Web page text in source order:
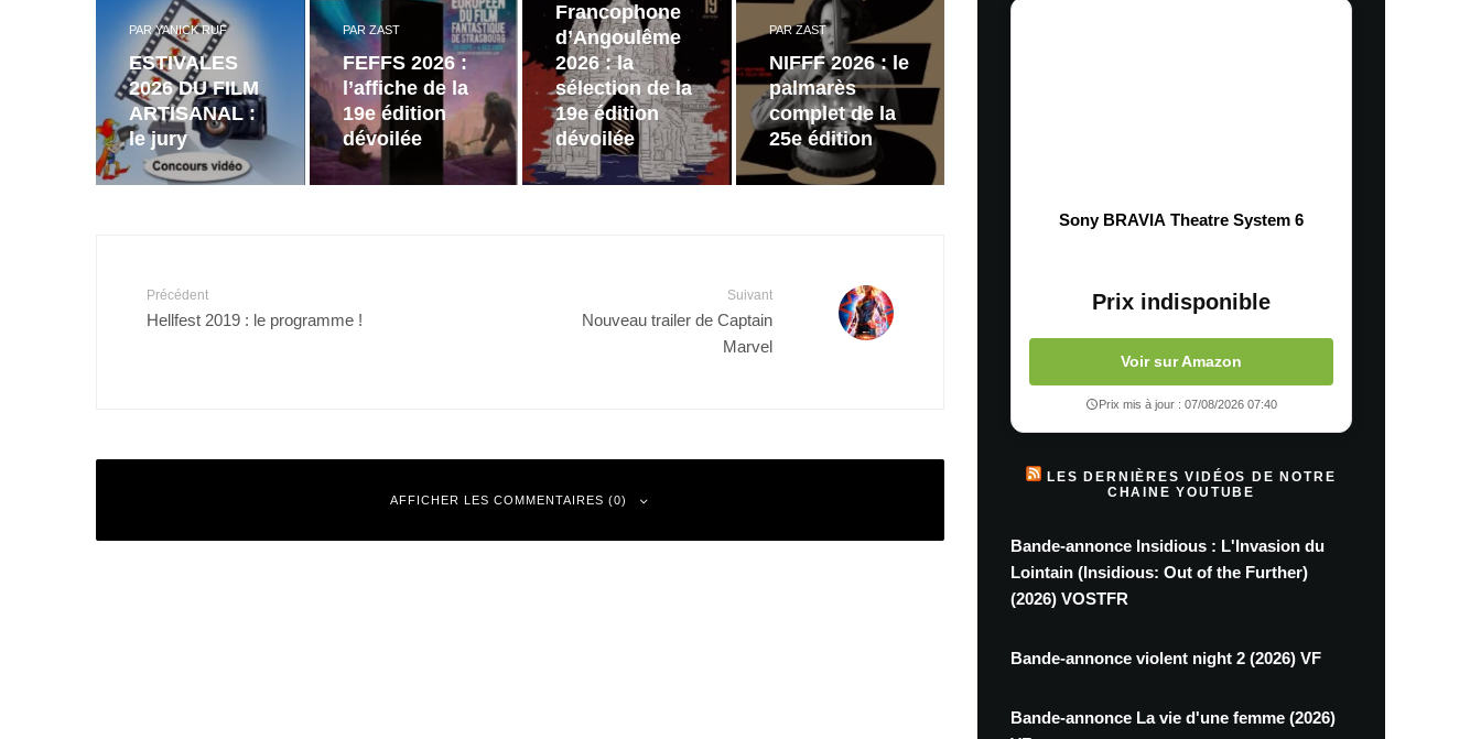
PARYANICK RUF
ESTIVALES
2026 DU FILM
ARTISANAL :
le jury
PAR ZAST
FEFFS 2026 :
l’affiche de la
19e édition
dévoilée
Francophone
d’Angoulême
2026 : la
sélection de la
19e édition
dévoilée
PARZAST
NIFFF 2026 : le
palmarès
complet de la
25e édition
Précédent
Hellfest 2019 : le programme !
Suivant
Nouveau trailer de Captain
Marvel
AFFICHER LES COMMENTAIRES (0)
Sony BRAVIA Theatre System 6
Prix indisponible
Voir sur Amazon
Prix mis à jour : 07/08/2026 07:40
LES DERNIÈRES VIDÉOS DE NOTRE
CHAINE YOUTUBE
Bande-annonce Insidious : L'Invasion du
Lointain (Insidious: Out of the Further)
(2026) VOSTFR
Bande-annonce violent night 2 (2026) VF
Bande-annonce La vie d'une femme (2026)